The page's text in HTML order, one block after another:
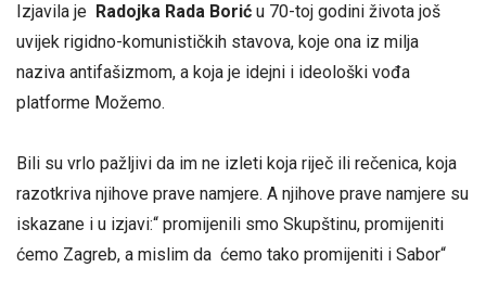
Izjavila je Radojka Rada Borić u 70-toj godini života još
uvijek rigidno-komunističkih stavova, koje ona iz milja
naziva antifašizmom, a koja je idejni i ideološki vođa
platforme Možemo.
Bili su vrlo pažljivi da im ne izleti koja riječ ili rečenica, koja
razotkriva njihove prave namjere. A njihove prave namjere su
iskazane i u izjavi:“ promijenili smo Skupštinu, promijeniti
ćemo Zagreb, a mislim da ćemo tako promijeniti i Sabor“